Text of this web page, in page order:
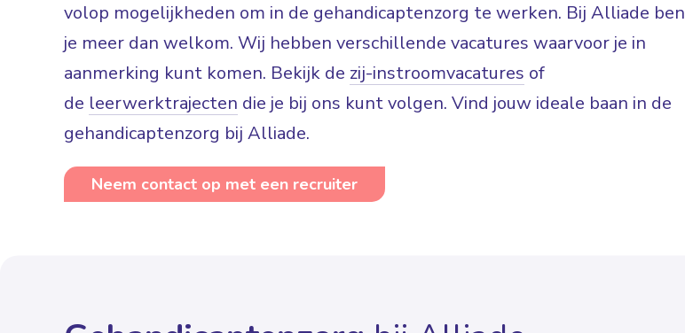
volop mogelijkheden om in de gehandicaptenzorg te werken. Bij Alliade ben
je meer dan welkom. Wij hebben verschillende vacatures waarvoor je in
aanmerking kunt komen. Bekijk de zij-instroomvacatures of
de leerwerktrajecten die je bij ons kunt volgen. Vind jouw ideale baan in de
gehandicaptenzorg bij Alliade.
Neem contact op met een recruiter